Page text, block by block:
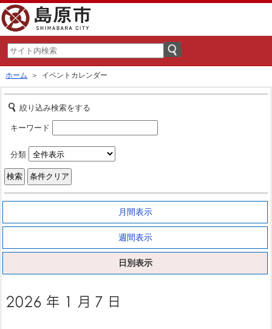
ホーム ＞ イベントカレンダー
絞り込み検索をする
キーワード
分類
月間表示
週間表示
日別表示